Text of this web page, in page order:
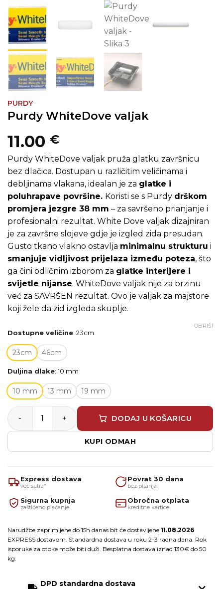
PURDY
Purdy WhiteDove valjak
11.00 €
Purdy WhiteDove valjak pruža glatku završnicu
bez dlačica. Dostupan u različitim veličinama i
debljinama vlakana, idealan je za glatke i
poluhrapave površine. Koristi se s Purdy drškom
promjera jezgre 38 mm – za savršeno prianjanje i
profesionalni rezultat. White Dove valjak dizajniran
je za završne slojeve gdje je izgled zida presudan.
Gusto tkano vlakno ostavlja minimalnu strukturu i
smanjuje vidljivost prijelaza između poteza, što
ga čini odličnim izborom za glatke interijere i
svijetle nijanse. WhiteDove valjak nije za brzinu
već za SAVRŠEN rezultat. Ovo je valjak za majstore
koji žele da zid izgleda skuplje.
Dostupne veličine: 23cm
23cm 46cm
Duljina dlake: 10 mm
10 mm 13 mm 19 mm
OBRIŠI
Purdy WhiteDove valjak količina
DODAJ U KOŠARICU
KUPI ODMAH
Express dostava
već sutra*
Povrat 30 dana
bez pitanja
Sigurna kupnja
zaštićeno plaćanje
Obročna otplata
kreditne kartice
Narudžbe zaprimljene do 15h danas bit će dostavljene 11.08.2026
EXPRESS dostavom. Standardna dostava u roku 2-3 radna dana. Rok
isporuke za otoke može biti duži. Besplatna dostava iznad 130€ do 50
kg.
DPD standardna dostava